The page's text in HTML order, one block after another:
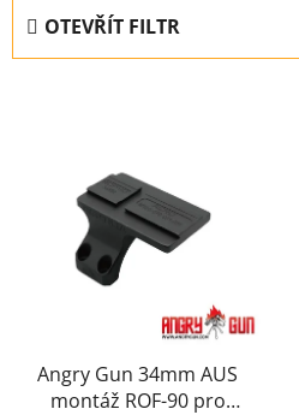
n
í
OTEVŘÍT FILTR
Angry Gun 34mm AUS
montáž ROF-90 pro